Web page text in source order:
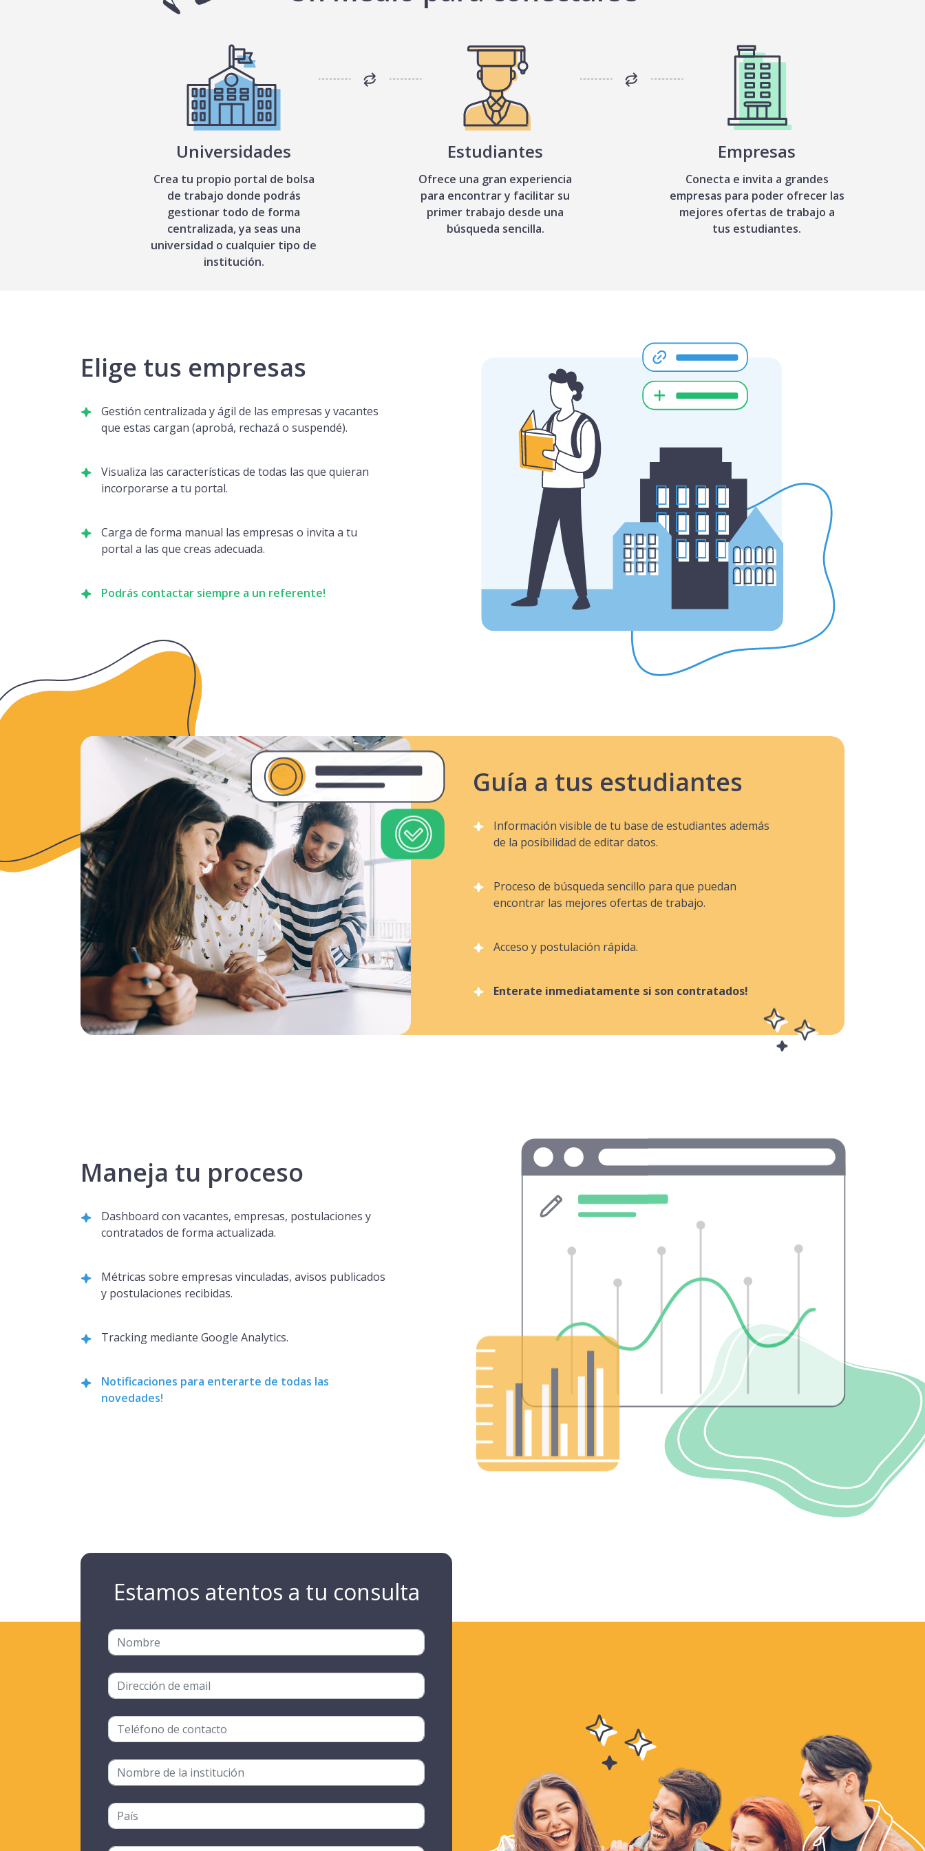
Universidades
Crea tu propio portal de bolsa
de trabajo donde podrás
gestionar todo de forma
centralizada, ya seas una
universidad o cualquier tipo de
institución.
Estudiantes
Ofrece una gran experiencia
para encontrar y facilitar su
primer trabajo desde una
búsqueda sencilla.
Empresas
Conecta e invita a grandes
empresas para poder ofrecer las
mejores ofertas de trabajo a
tus estudiantes.
Elige tus empresas
Gestión centralizada y ágil de las empresas y vacantes
que estas cargan (aprobá, rechazá o suspendé).
Visualiza las características de todas las que quieran
incorporarse a tu portal.
Carga de forma manual las empresas o invita a tu
portal a las que creas adecuada.
Podrás contactar siempre a un referente!
Guía a tus estudiantes
Información visible de tu base de estudiantes además
de la posibilidad de editar datos.
Proceso de búsqueda sencillo para que puedan
encontrar las mejores ofertas de trabajo.
Acceso y postulación rápida.
Enterate inmediatamente si son contratados!
Maneja tu proceso
Dashboard con vacantes, empresas, postulaciones y
contratados de forma actualizada.
Métricas sobre empresas vinculadas, avisos publicados
y postulaciones recibidas.
Tracking mediante Google Analytics.
Notificaciones para enterarte de todas las
novedades!
Estamos atentos a tu consulta